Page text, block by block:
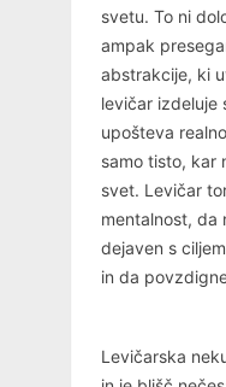
svetu. To ni
ampak
abstrakcije, ki
levičar izdeluje
upošteva
samo tisto, kar
svet. Levičar
mentalnost, da
dejaven s
in da
Levičarska